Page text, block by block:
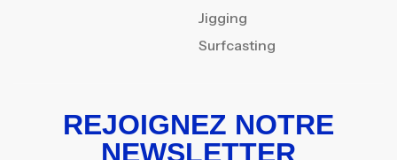
Jigging
Surfcasting
REJOIGNEZ NOTRE
NEWSLETTER